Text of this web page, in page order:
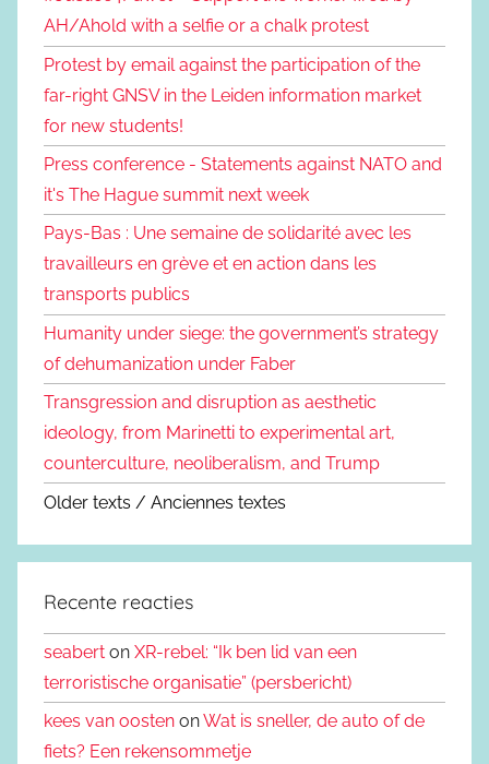
AH/Ahold with a selfie or a chalk protest
Protest by email against the participation of the
far-right GNSV in the Leiden information market
for new students!
Press conference - Statements against NATO and
it's The Hague summit next week
Pays-Bas : Une semaine de solidarité avec les
travailleurs en grève et en action dans les
transports publics
Humanity under siege: the government’s strategy
of dehumanization under Faber
Transgression and disruption as aesthetic
ideology, from Marinetti to experimental art,
counterculture, neoliberalism, and Trump
Older texts / Anciennes textes
Recente reacties
seabert on XR-rebel: “Ik ben lid van een
terroristische organisatie” (persbericht)
kees van oosten onWat is sneller, de auto of de
fiets? Een rekensommetje